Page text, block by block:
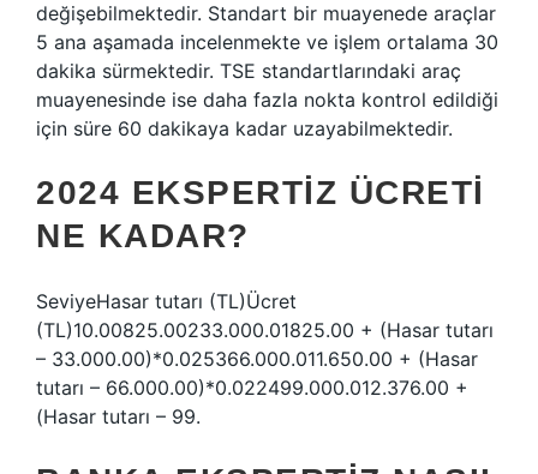
değişebilmektedir. Standart bir muayenede araçlar
5 ana aşamada incelenmekte ve işlem ortalama 30
dakika sürmektedir. TSE standartlarındaki araç
muayenesinde ise daha fazla nokta kontrol edildiği
için süre 60 dakikaya kadar uzayabilmektedir.
2024 EKSPERTIZ ÜCRETI
NE KADAR?
SeviyeHasar tutarı (TL)Ücret
(TL)10.00825.00233.000.01825.00 + (Hasar tutarı
– 33.000.00)*0.025366.000.011.650.00 + (Hasar
tutarı – 66.000.00)*0.022499.000.012.376.00 +
(Hasar tutarı – 99.